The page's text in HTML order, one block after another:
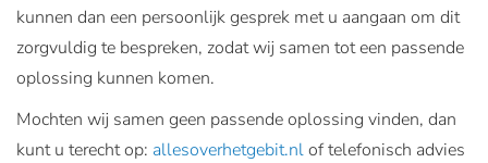
kunnen dan een persoonlijk gesprek met u aangaan om dit
zorgvuldig te bespreken, zodat wij samen tot een passende
oplossing kunnen komen.
Mochten wij samen geen passende oplossing vinden, dan
kunt u terecht op: allesoverhetgebit.nlof telefonisch advies